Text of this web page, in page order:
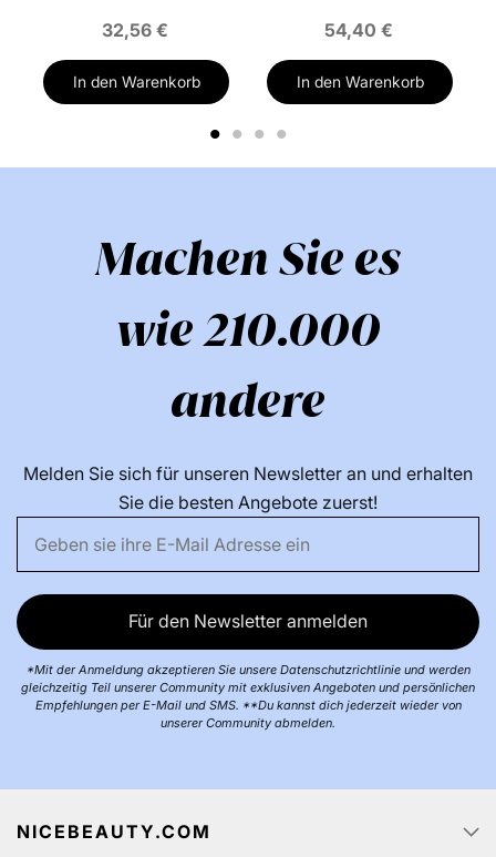
32,56 €
In den Warenkorb
54,40 €
In den Warenkorb
1 2 3 4
Machen Sie es
wie 210.000
andere
Melden Sie sich für unseren Newsletter an und erhalten
Sie die besten Angebote zuerst!
Für den Newsletter anmelden
*Mit der Anmeldung akzeptieren Sie unsere Datenschutzrichtlinie und werden
gleichzeitig Teil unserer Community mit exklusiven Angeboten und persönlichen
Empfehlungen per E-Mail und SMS. **Du kannst dich jederzeit wieder von
unserer Community abmelden.
NICEBEAUTY.COM